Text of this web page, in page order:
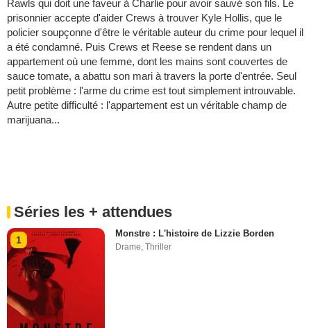
Rawls qui doit une faveur à Charlie pour avoir sauvé son fils. Le
prisonnier accepte d'aider Crews à trouver Kyle Hollis, que le
policier soupçonne d'être le véritable auteur du crime pour lequel il
a été condamné. Puis Crews et Reese se rendent dans un
appartement où une femme, dont les mains sont couvertes de
sauce tomate, a abattu son mari à travers la porte d'entrée. Seul
petit problème : l'arme du crime est tout simplement introuvable.
Autre petite difficulté : l'appartement est un véritable champ de
marijuana...
Séries les + attendues
1
Monstre : L'histoire de Lizzie Borden
Drame,Thriller